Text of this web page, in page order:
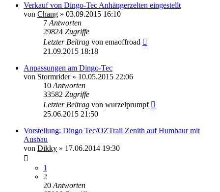
Verkauf von Dingo-Tec Anhängerzelten eingestellt
von Chang » 03.09.2015 16:10
7 Antworten
29824 Zugriffe
Letzter Beitrag von emaoffroad
21.09.2015 18:18
Anpassungen am Dingo-Tec
von Stormrider» 10.05.2015 22:06
10 Antworten
33582 Zugriffe
Letzter Beitrag von wurzelprumpf
25.06.2015 21:50
Vorstellung: Dingo Tec/OZTrail Zenith auf Humbaur mit
Ausbau
von Dikky » 17.06.2014 19:30
1
2
20 Antworten